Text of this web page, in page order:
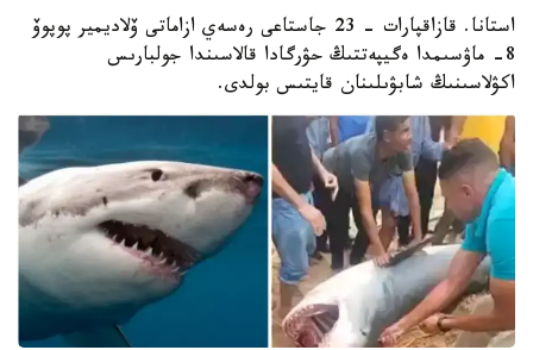
استانا. قازاقپارات - 23 جاستاعى رەسەي ازاماتى ۆلاديمير پوپوۆ
8- ماۋسىمدا ەگيپەتتىڭ حۋرگادا قالاسىندا جولبارىس
اكۋلاسىنىڭ شابۋىلىنان قايتىس بولدى.